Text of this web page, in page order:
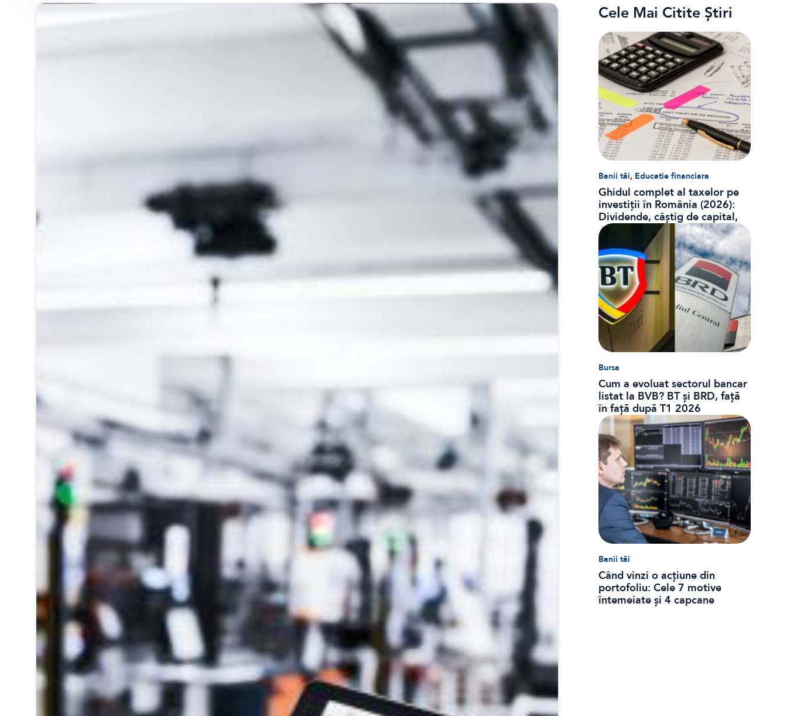
Cele Mai Citite Știri
Banii tăi, Educatie financiara
Ghidul complet al taxelor pe
investiții în România (2026):
Dividende, câștig de capital,
dobânzi și CASS
Bursa
Cum a evoluat sectorul bancar
listat la BVB? BT și BRD, față
în față după T1 2026
Banii tăi
Când vinzi o acțiune din
portofoliu: Cele 7 motive
întemeiate și 4 capcane